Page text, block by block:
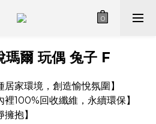
爾 玩偶 兔子 F
居家環境，創造愉悅氛圍】
裡100%回收纖維，永續環保】
抱】